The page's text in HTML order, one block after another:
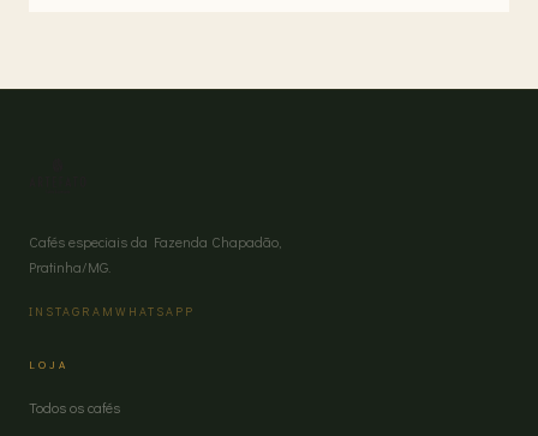
Cafés especiais da Fazenda Chapadão,
Pratinha/MG.
INSTAGRAM WHATSAPP
LOJA
Todos os cafés